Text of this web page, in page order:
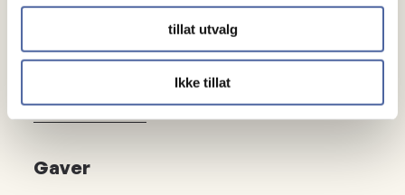
tillat utvalg
Ikke tillat
Lokalforeninger
Gaver